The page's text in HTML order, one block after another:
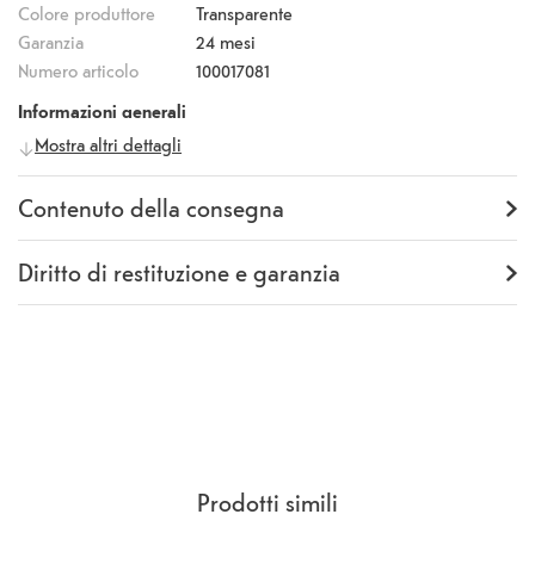
Colore produttore
Transparente
Garanzia
24 mesi
Numero articolo
100017081
Informazioni generali
Produttore
Numero
produttore
Y0SM023TP00
Mostra altri dettagli
Contenuto della consegna
Fornitura Backcover
Diritto di restituzione e garanzia
Garanzia
24 mesi
Prodotti simili